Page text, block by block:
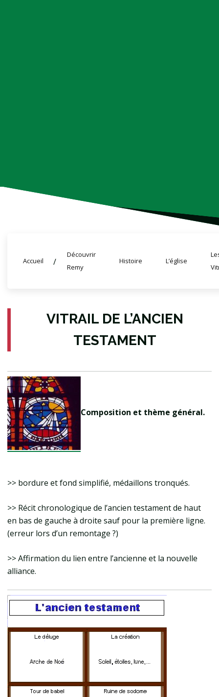
Accueil
Découvrir
Remy
Histoire L’église
VITRAIL DE L’ANCIEN
TESTAMENT
Composition et thème général.
>> bordure et fond simplifié, médaillons tronqués.
>> Récit chronologique de l’ancien testament de haut
en bas de gauche à droite sauf pour la première ligne.
(erreur lors d’un remontage ?)
>> Affirmation du lien entre l’ancienne et la nouvelle
alliance.